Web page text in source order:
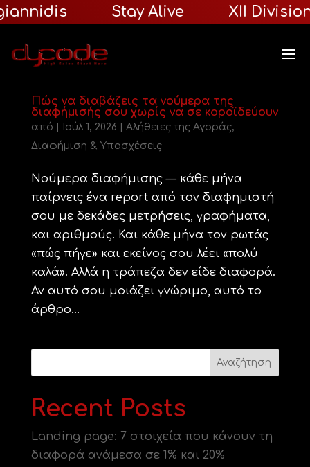
Stay Alive XII
Πώς να διαβάζεις τα νούμερα της
διαφήμισής σου χωρίς να σε κοροϊδεύουν
από Ιούλ 1, 2026 Αλήθειες της Αγοράς,
Διαφήμιση & Υποσχέσεις
Νούμερα διαφήμισης — κάθε μήνα
παίρνεις ένα report από τον διαφημιστή
σου με δεκάδες μετρήσεις, γραφήματα,
και αριθμούς. Και κάθε μήνα τον ρωτάς
«πώς πήγε» και εκείνος σου λέει «πολύ
καλά». Αλλά η τράπεζα δεν είδε διαφορά.
Αν αυτό σου μοιάζει γνώριμο, αυτό το
άρθρο...
Αναζήτηση
Recent Posts
Landing page: 7 στοιχεία που κάνουν τη
διαφορά ανάμεσα σε 1% και 20%